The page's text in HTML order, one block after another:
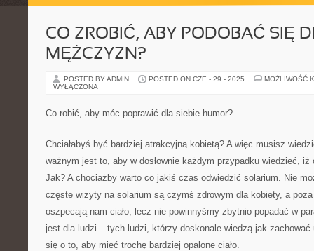
CO ZROBIĆ, ABY PODOBAĆ SIĘ
MĘŻCZYZN?
POSTED BY ADMIN POSTED ON CZE - 29 - 2025
MOŻLIWOŚĆ
WYŁĄCZONA
Co robić, aby móc poprawić dla siebie humor?
Chciałabyś być bardziej atrakcyjną kobietą? A więc musisz
ważnym jest to, aby w dosłownie każdym przypadku wiedzieć, iż
Jak? A chociażby warto co jakiś czas odwiedzić solarium. Nie
częste wizyty na solarium są czymś zdrowym dla kobiety, a
oszpecają nam ciało, lecz nie powinnyśmy zbytnio popadać w
jest dla ludzi – tych ludzi, którzy doskonale wiedzą jak zachować
się o to, aby mieć trochę bardziej opalone ciało.